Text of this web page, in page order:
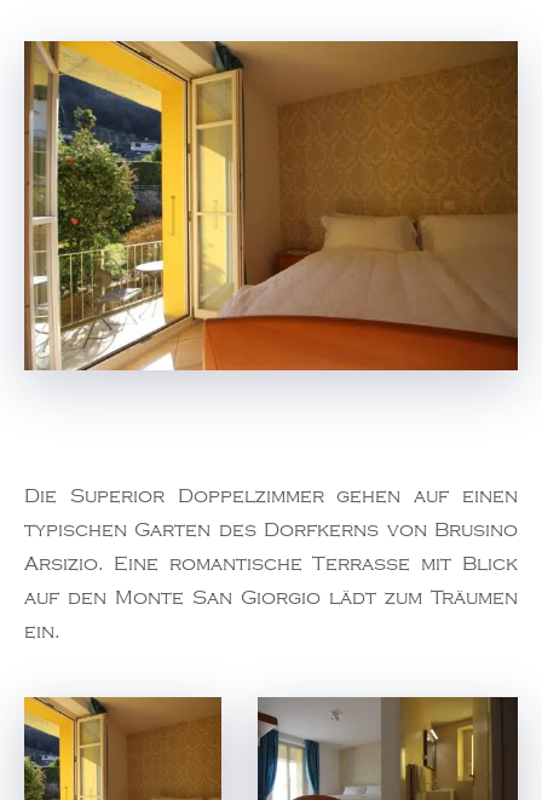
Die Superior Doppelzimmer gehen auf einen
typischen Garten des Dorfkerns von Brusino
Arsizio. Eine romantische Terrasse mit Blick
auf den Monte San Giorgio lädt zum Träumen
ein.